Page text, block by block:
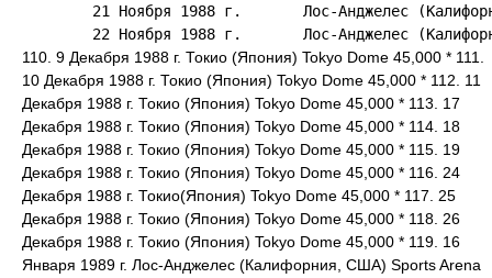
21 Ноября 1988 г.       Лос-Анджелес
110. 9 Декабря 1988 г. Токио (Япония) Tokyo Dome 45,000 * 111.
10 Декабря 1988 г. Токио (Япония) Tokyo Dome 45,000 * 112. 11
Декабря 1988 г. Токио (Япония) Tokyo Dome 45,000 * 113. 17
Декабря 1988 г. Токио (Япония) Tokyo Dome 45,000 * 114. 18
Декабря 1988 г. Токио (Япония) Tokyo Dome 45,000 * 115. 19
Декабря 1988 г. Токио (Япония) Tokyo Dome 45,000 * 116. 24
Декабря 1988 г. Токио(Япония) Tokyo Dome 45,000 * 117. 25
Декабря 1988 г. Токио (Япония) Tokyo Dome 45,000 * 118. 26
Декабря 1988 г. Токио (Япония) Tokyo Dome 45,000 * 119. 16
Января 1989 г. Лос-Анджелес (Калифорния, США) Sports Arena